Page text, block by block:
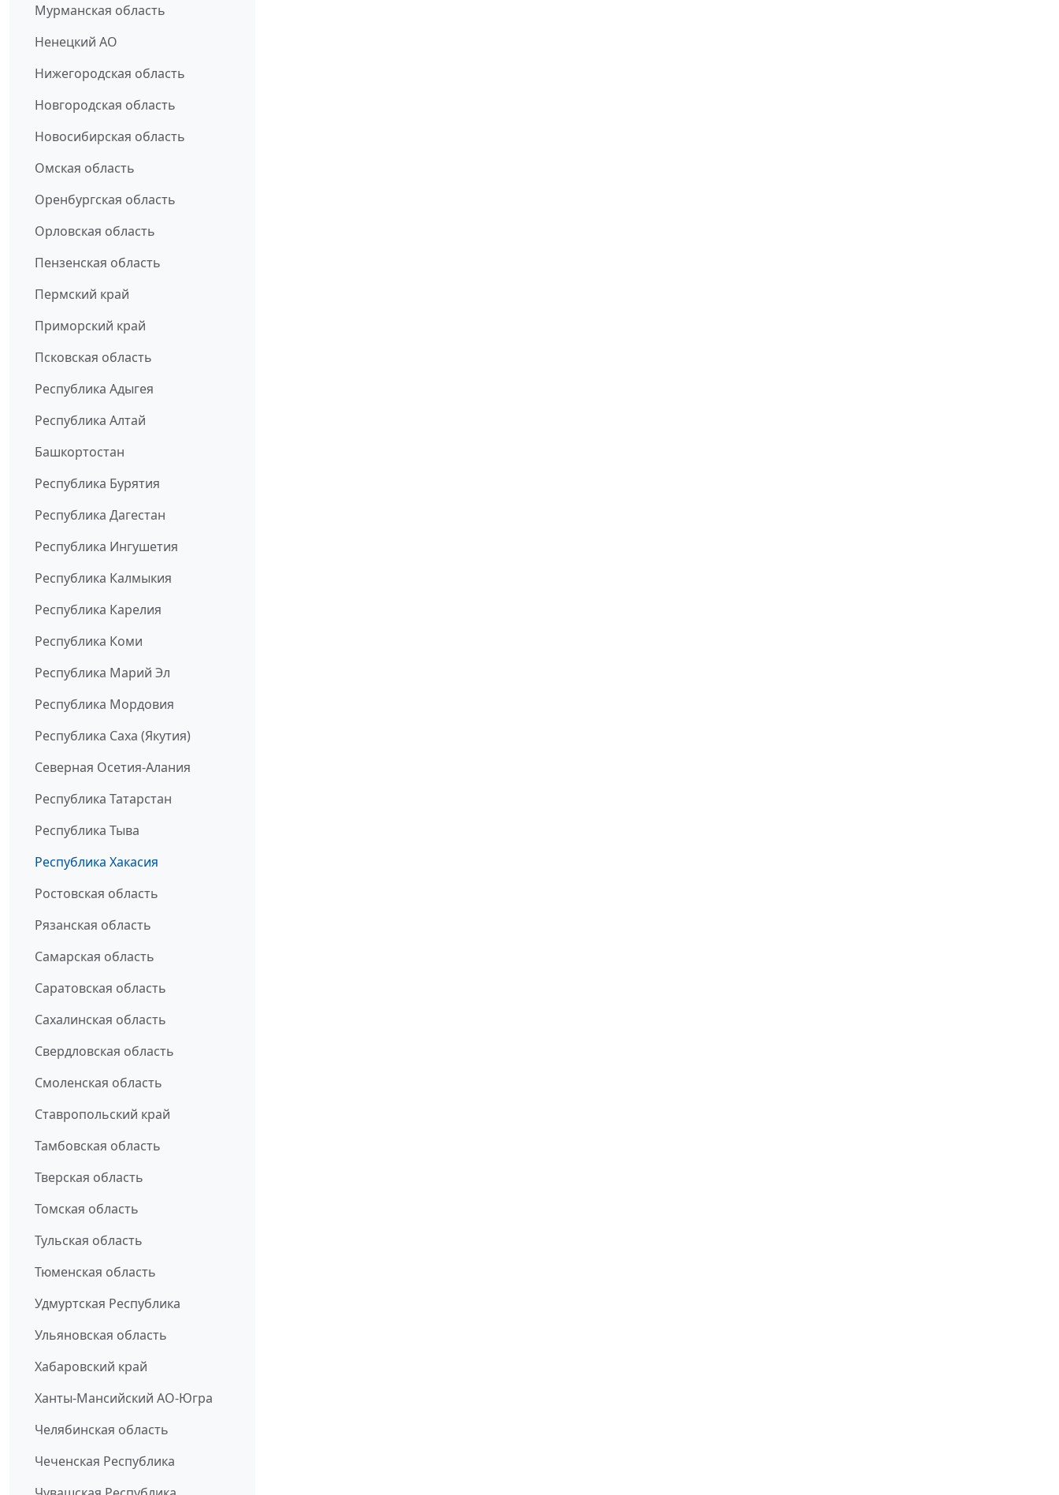
Мурманская область
Ненецкий АО
Нижегородская область
Новгородская область
Новосибирская область
Омская область
Оренбургская область
Орловская область
Пензенская область
Пермский край
Приморский край
Псковская область
Республика Адыгея
Республика Алтай
Башкортостан
Республика Бурятия
Республика Дагестан
Республика Ингушетия
Республика Калмыкия
Республика Карелия
Республика Коми
Республика Марий Эл
Республика Мордовия
Республика Саха (Якутия)
Северная Осетия-Алания
Республика Татарстан
Республика Тыва
Республика Хакасия
Ростовская область
Рязанская область
Самарская область
Саратовская область
Сахалинская область
Свердловская область
Смоленская область
Ставропольский край
Тамбовская область
Тверская область
Томская область
Тульская область
Тюменская область
Удмуртская Республика
Ульяновская область
Хабаровский край
Ханты-Мансийский АО-Югра
Челябинская область
Чеченская Республика